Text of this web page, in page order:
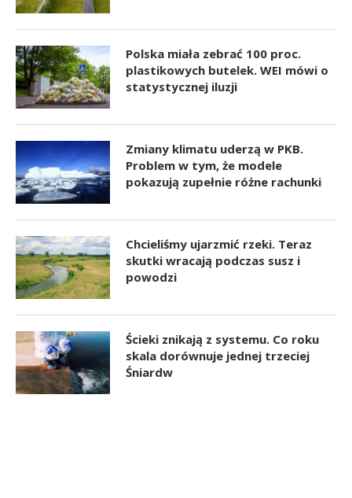
Polska miała zebrać 100 proc.
plastikowych butelek. WEI mówi o
statystycznej iluzji
Zmiany klimatu uderzą w PKB.
Problem w tym, że modele
pokazują zupełnie różne rachunki
Chcieliśmy ujarzmić rzeki. Teraz
skutki wracają podczas susz i
powodzi
Ścieki znikają z systemu. Co roku
skala dorównuje jednej trzeciej
Śniardw